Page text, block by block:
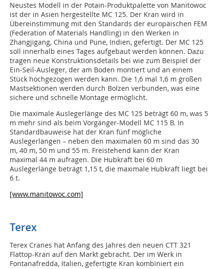
Neustes Modell in der Potain-Produktpalette von Manitowoc
ist der in Asien hergestellte MC 125. Der Kran wird in
Übereinstimmung mit den Standards der europäischen FEM
(Federation of Materials Handling) in den Werken in
Zhangjigang, China und Pune, Indien, gefertigt. Der MC 125
soll innerhalb eines Tages aufgebaut werden können. Dazu
tragen neue Konstruktionsdetails bei wie zum Beispiel der
Ein-Seil-Ausleger, der am Boden montiert und an einem
Stück hochgezogen werden kann. Die 1,6 mal 1,6 m großen
Mastsektionen werden durch Bolzen verbunden, was eine
sichere und schnelle Montage ermöglicht.
Die maximale Auslegerlänge des MC 125 beträgt 60 m, was 5
m mehr sind als beim Vorgänger-Modell MC 115 B. In
Standardbauweise hat der Kran fünf mögliche
Auslegerlängen – neben den maximalen 60 m sind das 30
m, 40 m, 50 m und 55 m. Freistehend kann der Kran
maximal 44 m aufragen. Die Hubkraft bei 60 m
Auslegerlänge beträgt 1,15 t, die maximale Hubkraft liegt bei
6 t.
[www.manitowoc.com]
Terex
Terex Cranes hat Anfang des Jahres den neuen CTT 321
Flattop-Kran auf den Markt gebracht. Der im Werk in
Fontanafredda, Italien, gefertigte Kran kombiniert ein